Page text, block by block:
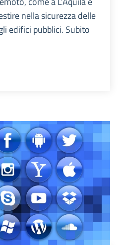
nella sicurezza delle
edifici pubblici. Subito